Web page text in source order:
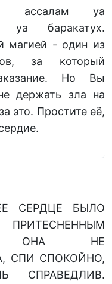
ассалам уа
уа баракатух.
магией - один из
за который
Но Вы
держать зла на
это. Простите её,
СЕРДЦЕ БЫЛО
ОНА НЕ
СПИ СПОКОЙНО,
СПРАВЕДЛИВ.